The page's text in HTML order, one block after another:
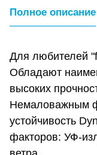
Полное описание
Для любителей
Обладают
высоких
Немаловажным
устойчивость
факторов: УФ-